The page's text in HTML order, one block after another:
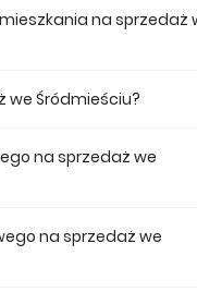
na sprzedaż
we Śródmieściu?
na sprzedaż we
na sprzedaż we